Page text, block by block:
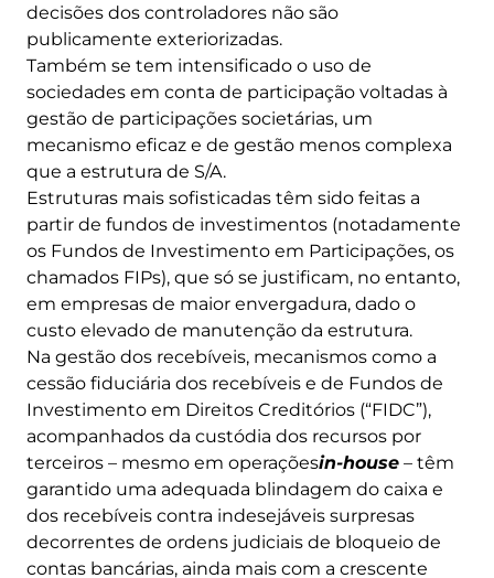
decisões dos controladores não são
publicamente exteriorizadas.
Também se tem intensificado o uso de
sociedades em conta de participação voltadas à
gestão de participações societárias, um
mecanismo eficaz e de gestão menos complexa
que a estrutura de S/A.
Estruturas mais sofisticadas têm sido feitas a
partir de fundos de investimentos (notadamente
os Fundos de Investimento em Participações, os
chamados FIPs), que só se justificam, no entanto,
em empresas de maior envergadura, dado o
custo elevado de manutenção da estrutura.
Na gestão dos recebíveis, mecanismos como a
cessão fiduciária dos recebíveis e de Fundos de
Investimento em Direitos Creditórios (“FIDC”),
acompanhados da custódia dos recursos por
terceiros – mesmo em operaçõesin-house – têm
garantido uma adequada blindagem do caixa e
dos recebíveis contra indesejáveis surpresas
decorrentes de ordens judiciais de bloqueio de
contas bancárias, ainda mais com a crescente